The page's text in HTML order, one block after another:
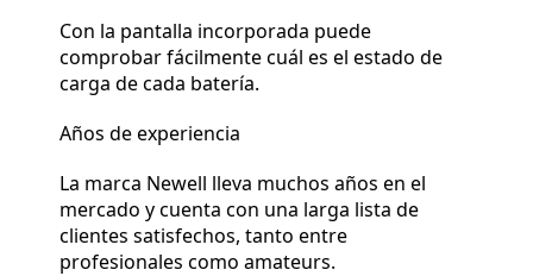
Con la pantalla incorporada puede
comprobar fácilmente cuál es el estado de
carga de cada batería.
Años de experiencia
La marca Newell lleva muchos años en el
mercado y cuenta con una larga lista de
clientes satisfechos, tanto entre
profesionales como amateurs.